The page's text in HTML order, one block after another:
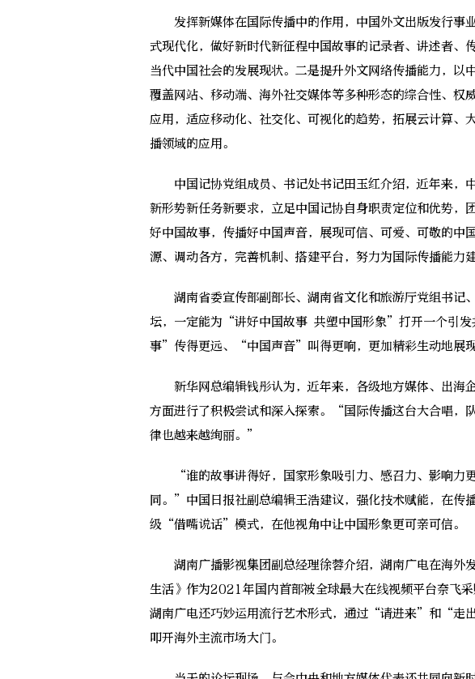
发挥新媒体在国际传播中的作用，中国外文出版发行事
式现代化，做好新时代新征程中国故事的记录者、讲述者、
当代中国社会的发展现状。二是提升外文网络传播能力，以
覆盖网站、移动端、海外社交媒体等多种形态的综合性、权
应用，适应移动化、社交化、可视化的趋势，拓展云计算、
播领域的应用。
中国记协党组成员、书记处书记田玉红介绍，近年来，
新形势新任务新要求，立足中国记协自身职责定位和优势，
好中国故事，传播好中国声音，展现可信、可爱、可敬的中
源、调动各方，完善机制、搭建平台，努力为国际传播能力
湖南省委宣传部副部长、湖南省文化和旅游厅党组书记
坛，一定能为“讲好中国故事 共塑中国形象”打开一个引
事”传得更远、“中国声音”叫得更响，更加精彩生动地展现
新华网总编辑钱彤认为，近年来，各级地方媒体、出海
方面进行了积极尝试和深入探索。“国际传播这台大合唱，
律也越来越绚丽。”
“谁的故事讲得好，国家形象吸引力、感召力、影响力
同。”中国日报社副总编辑王浩建议，强化技术赋能，在传
级“借嘴说话”模式，在他视角中让中国形象更可亲可信。
湖南广播影视集团副总经理徐蓉介绍，湖南广电在海外
生活》作为2021年国内首部被全球最大在线视频平台奈飞采
湖南广电还巧妙运用流行艺术形式，通过“请进来”和“走
叩开海外主流市场大门。